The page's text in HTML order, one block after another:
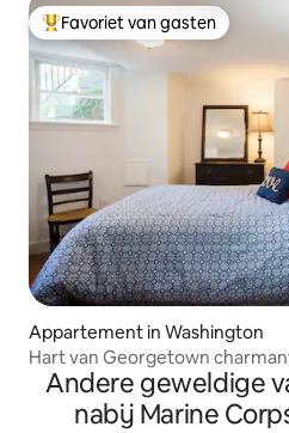
Topfavoriet van gasten
Favoriet van gasten
Appartement in Washington
Hart van Georgetown
Andere geweldige
nabij Marine